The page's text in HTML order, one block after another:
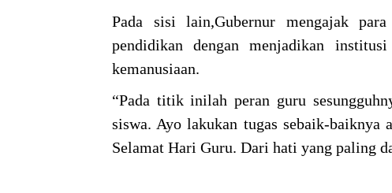
Pada sisi lain,Gubernur mengajak
pendidikan dengan menjadikan
kemanusiaan.
“Pada titik inilah peran guru
siswa. Ayo lakukan tugas sebaik-
Selamat Hari Guru. Dari hati yang paling